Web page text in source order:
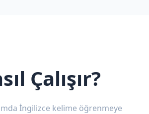
Çalışır?
İngilizce kelime öğrenmeye